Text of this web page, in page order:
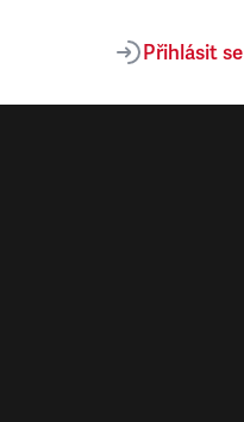
Přihlásit se